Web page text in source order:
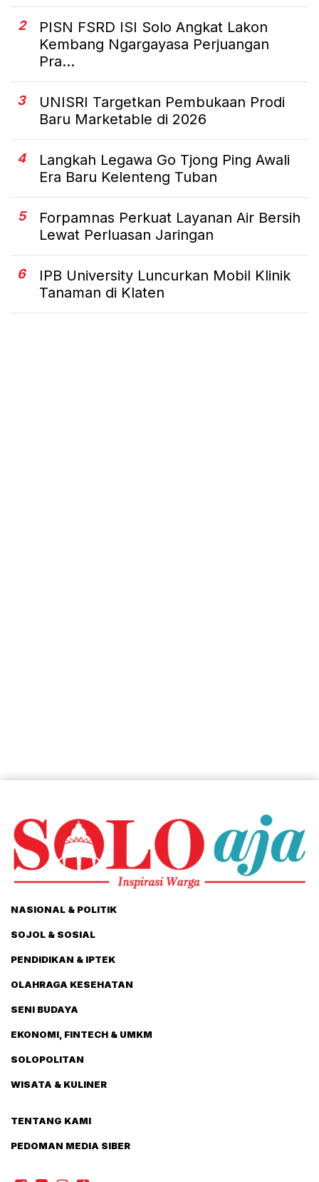
2
PISN FSRD ISI Solo Angkat Lakon
Kembang Ngargayasa Perjuangan
Pra...
3
UNISRI Targetkan Pembukaan Prodi
Baru Marketable di 2026
4
Langkah Legawa Go Tjong Ping Awali
Era Baru Kelenteng Tuban
5
Forpamnas Perkuat Layanan Air Bersih
Lewat Perluasan Jaringan
6
IPB University Luncurkan Mobil Klinik
Tanaman di Klaten
NASIONAL & POLITIK
SOJOL & SOSIAL
PENDIDIKAN & IPTEK
OLAHRAGA KESEHATAN
SENI BUDAYA
EKONOMI, FINTECH & UMKM
SOLOPOLITAN
WISATA & KULINER
TENTANG KAMI
PEDOMAN MEDIA SIBER